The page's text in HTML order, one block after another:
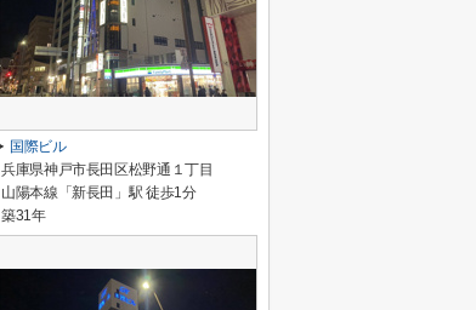
国際ビル
兵庫県神戸市長田区松野通１丁目
山陽本線「新長田」駅 徒歩1分
築31年